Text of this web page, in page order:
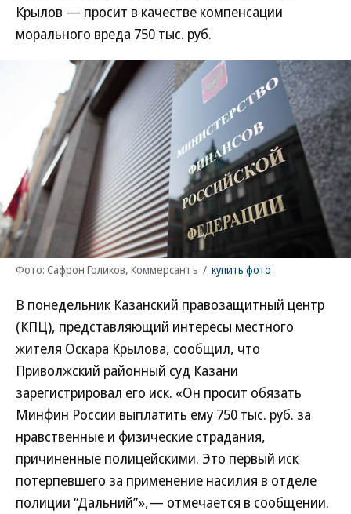
Крылов — просит в качестве компенсации
морального вреда 750 тыс. руб.
Фото: Сафрон Голиков, Коммерсантъ / купить фото
В понедельник Казанский правозащитный центр
(КПЦ), представляющий интересы местного
жителя Оскара Крылова, сообщил, что
Приволжский районный суд Казани
зарегистрировал его иск. «Он просит обязать
Минфин России выплатить ему 750 тыс. руб. за
нравственные и физические страдания,
причиненные полицейскими. Это первый иск
потерпевшего за применение насилия в отделе
полиции “Дальний”»,— отмечается в сообщении.